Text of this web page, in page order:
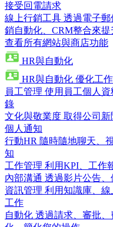
接受回電請求
線上行銷工具 透過電子郵
銷自動化、CRM整合來
查看所有網站與商店功能
HR與自動化
HR與自動化 優化工
員工管理 使用員工個人資
錄
文化與敬業度 取得公司新
個人通知
行動HR 隨時隨地聊天、
知
工作管理 利用KPI、工作
內部溝通 透過影片公告
資訊管理 利用知識庫、
工作
自動化 透過請求、審批